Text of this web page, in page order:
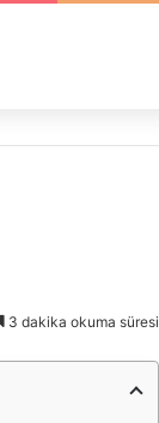
3 dakika okuma süresi